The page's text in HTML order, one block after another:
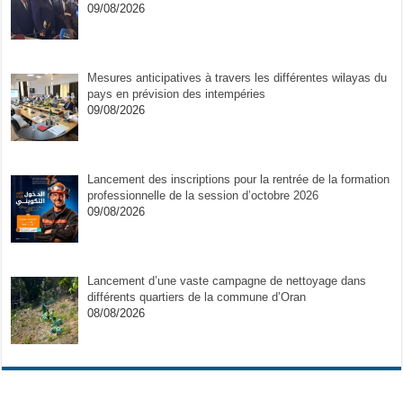
09/08/2026
Mesures anticipatives à travers les différentes wilayas du
pays en prévision des intempéries
09/08/2026
Lancement des inscriptions pour la rentrée de la formation
professionnelle de la session d’octobre 2026
09/08/2026
Lancement d’une vaste campagne de nettoyage dans
différents quartiers de la commune d’Oran
08/08/2026